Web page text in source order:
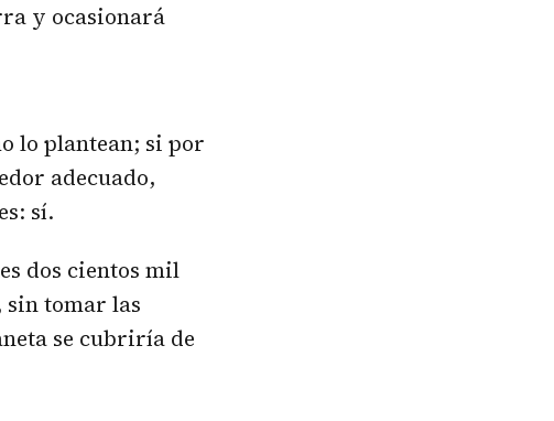
y ocasionará
lo plantean; si por
adecuado,
sí.
dos cientos mil
sin tomar las
se cubriría de